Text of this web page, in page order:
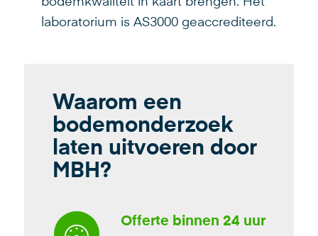
laboratorium is AS3000 geaccrediteerd.
Waarom een
bodemonderzoek
laten uitvoeren door
MBH?
Offerte binnen 24 uur